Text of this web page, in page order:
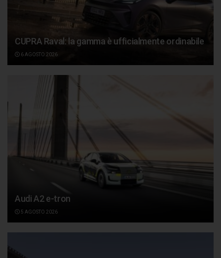
CUPRA Raval: la gamma è ufficialmente ordinabile
6 AGOSTO 2026
Audi A2 e-tron
5 AGOSTO 2026